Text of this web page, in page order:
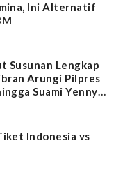
Ini Alternatif
Susunan Lengkap
Arungi Pilpres
Suami Yenny
Indonesia vs